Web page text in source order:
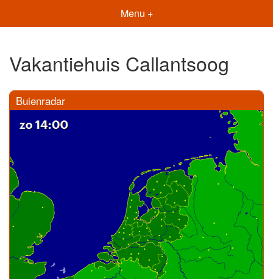
Menu +
Vakantiehuis Callantsoog
Buienradar